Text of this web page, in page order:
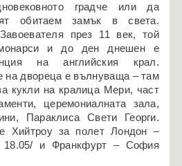
градче или да
обитаем замък в света.
през 11 век, той
и до ден днешен е
на английския крал.
на двореца е вълнуваща – там
кукли на кралица Мери, част
церемониалната зала,
Параклиса Свети Георги.
Хийтроу за полет Лондон –
18.05/ и Франкфурт – София